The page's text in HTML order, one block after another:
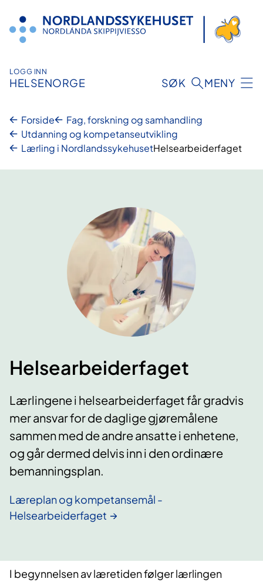
innhold
LOGG INN
HELSENORGE SØK MENY
Forside
Fag, forskning og samhandling
Utdanning og kompetanseutvikling
Lærling i NordlandssykehusetHelsearbeiderfaget
Helsearbeiderfaget
Lærlingene i helsearbeiderfaget får gradvis
mer ansvar for de daglige gjøremålene
sammen med de andre ansatte i enhetene,
og går dermed delvis inn i den ordinære
bemanningsplan.
Læreplan og kompetansemål -
Helsearbeiderfaget
I begynnelsen av læretiden følger lærlingen